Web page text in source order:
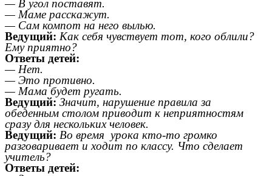
— В угол поставят.
— Маме расскажут.
— Сам компот на него вылью.
Ведущий: Как себя чувствует тот, кого облили?
Ему приятно?
Ответы детей:
— Нет.
— Это противно.
— Мама будет ругать.
Ведущий: Значит, нарушение правила за
обеденным столом приводит к неприятностям
сразу для нескольких человек.
Ведущий: Во время урока кто-то громко
разговаривает и ходит по классу. Что сделает
учитель?
Ответы детей: